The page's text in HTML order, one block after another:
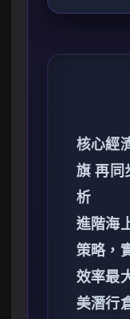
核心經
旗 再同
析
進階海
策略，
效率最
美潛行